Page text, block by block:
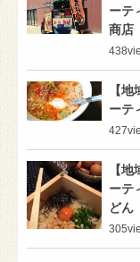
ーテ
商店
438
【
ーテ
427
【
ーテ
どん
305